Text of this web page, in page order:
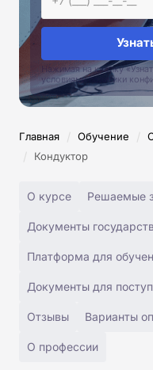
Нажимая на кнопку
условиями политики
Главная / Обучение /
/ Кондуктор
О курсе Решаемые
Документы
Платформа для
Документы для
Отзывы Варианты
О профессии